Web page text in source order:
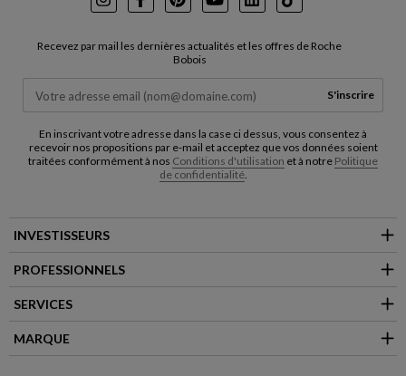
InstagramFacebookPinterest
YoutubeLinkedInTikTok
Recevez par mail les dernières actualités et les offres de Roche
Bobois
S'inscrire
En inscrivant votre adresse dans la case ci dessus, vous consentez à
recevoir nos propositions par e-mail et acceptez que vos données soient
traitées conformément à nos Conditions d'utilisation et à notre Politique
de confidentialité.
INVESTISSEURS
PROFESSIONNELS
SERVICES
MARQUE